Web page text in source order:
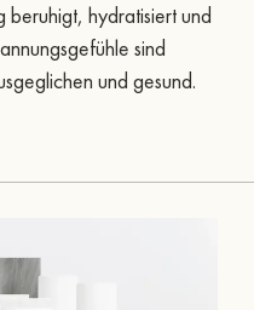
hydratisiert und
sind
und gesund.